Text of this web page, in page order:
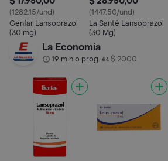
(1282.15/und)
Genfar Lansoprazol
(30 mg)
(1447.50/und)
La Santé Lansoprazol
(30 Mg)
La Economía
19 min o prog.• $ 2000